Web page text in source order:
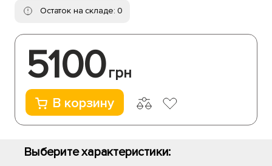
Остаток на складе: 0
5100грн
В корзину
Выберите характеристики: